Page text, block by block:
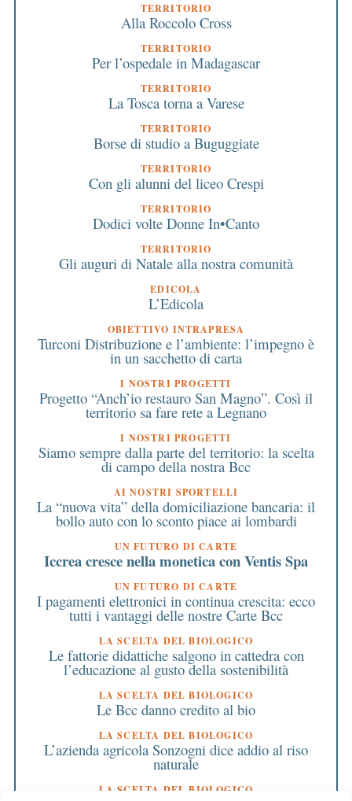
TERRITORIO
Alla Roccolo Cross
TERRITORIO
Per l’ospedale in Madagascar
TERRITORIO
La Tosca torna a Varese
TERRITORIO
Borse di studio a Buguggiate
TERRITORIO
Con gli alunni del liceo Crespi
TERRITORIO
Dodici volte Donne In•Canto
TERRITORIO
Gli auguri di Natale alla nostra comunità
EDICOLA
L’Edicola
OBIETTIVO INTRAPRESA
Turconi Distribuzione e l’ambiente: l’impegno è
in un sacchetto di carta
I NOSTRI PROGETTI
Progetto “Anch’io restauro San Magno”. Così il
territorio sa fare rete a Legnano
I NOSTRI PROGETTI
Siamo sempre dalla parte del territorio: la scelta
di campo della nostra Bcc
AI NOSTRI SPORTELLI
La “nuova vita” della domiciliazione bancaria: il
bollo auto con lo sconto piace ai lombardi
UN FUTURO DI CARTE
Iccrea cresce nella monetica con Ventis Spa
UN FUTURO DI CARTE
I pagamenti elettronici in continua crescita: ecco
tutti i vantaggi delle nostre Carte Bcc
LA SCELTA DEL BIOLOGICO
Le fattorie didattiche salgono in cattedra con
l’educazione al gusto della sostenibilità
LA SCELTA DEL BIOLOGICO
Le Bcc danno credito al bio
LA SCELTA DEL BIOLOGICO
L’azienda agricola Sonzogni dice addio al riso
naturale
LA SCELTA DEL BIOLOGICO